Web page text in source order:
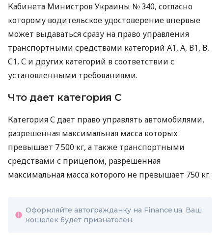
Кабинета Министров Украины № 340, согласно
которому водительское удостоверение впервые
может выдаваться сразу на право управления
транспортными средствами категорий А1, А, В1, В,
С1, С и других категорий в соответствии с
установленными требованиями.
Что дает категория С
Категория С дает право управлять автомобилями,
разрешенная максимальная масса которых
превышает 7 500 кг, а также транспортными
средствами с прицепом, разрешенная
максимальная масса которого не превышает 750 кг.
Оформляйте автогражданку на Finance.ua. Ваш
кошелек будет признателен.